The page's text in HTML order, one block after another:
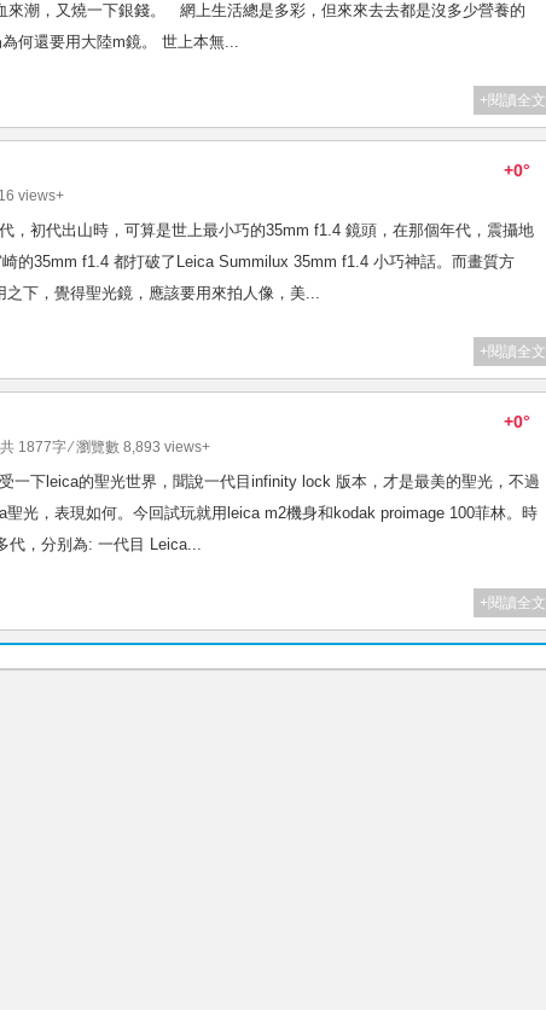
來潮，又燒一下銀錢。 網上生活總是多彩，但來來去去都是沒多少營養的
何還要用大陸m鏡。 世上本無...
+閱讀全文
+0°
views+
，初代出山時，可算是世上最小巧的35mm f1.4 鏡頭，在那個年代，震攝地
的35mm f1.4 都打破了Leica Summilux 35mm f1.4 小巧神話。而畫質方
下，覺得聖光鏡，應該要用來拍人像，美...
+閱讀全文
+0°
共 1877字 ⁄ 瀏覽數 8,893 views+
一下leica的聖光世界，聞說一代目infinity lock 版本，才是最美的聖光，不過
光，表現如何。今回試玩就用leica m2機身和kodak proimage 100菲林。時
代，分别為: 一代目 Leica...
+閱讀全文